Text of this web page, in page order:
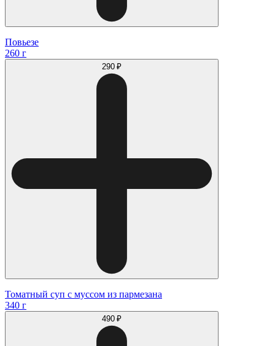
Повьезе
260 г
290 ₽
Томатный суп с муссом из пармезана
340 г
490 ₽